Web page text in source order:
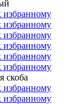
избранному
избранному
избранному
избранному
избранному
избранному
скоба
избранному
избранному